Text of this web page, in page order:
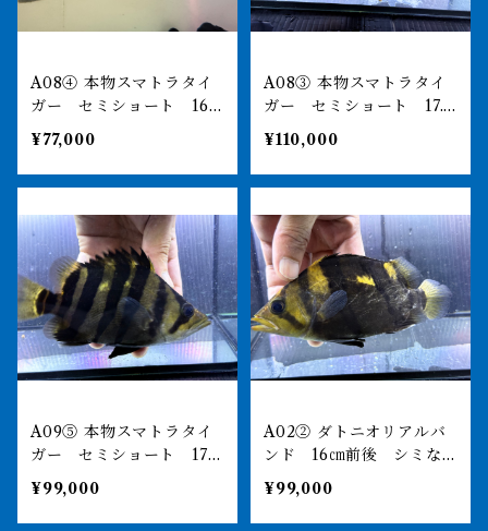
A08④ 本物スマトラタイ
ガー セミショート 16.5
㎝前後
¥77,000
A08③ 本物スマトラタイ
ガー セミショート 17.5
㎝前後 イエロー
¥110,000
A09⑤ 本物スマトラタイ
ガー セミショート 17㎝
前後 イエロー
¥99,000
A02② ダトニオリアルバ
ンド 16㎝前後 シミな
し
¥99,000